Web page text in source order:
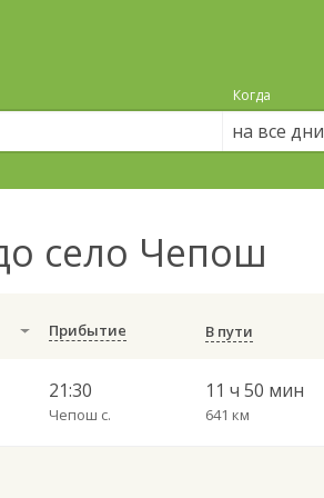
Когда
на все дни
село Чепош
Прибытие В пути
21:30
Чепош с.
11 ч 50 мин
641 км